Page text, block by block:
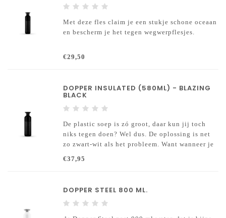
Met deze fles claim je een stukje schone oceaan
en bescherm je het tegen wegwerpflesjes.
€29,50
DOPPER INSULATED (580ML) - BLAZING
BLACK
De plastic soep is zó groot, daar kun jij toch
niks tegen doen? Wel dus. De oplossing is net
zo zwart-wit als het probleem. Want wanneer je
Blazing Black bescherm je jouw eigen stukje
€37,95
DOPPER STEEL 800 ML.